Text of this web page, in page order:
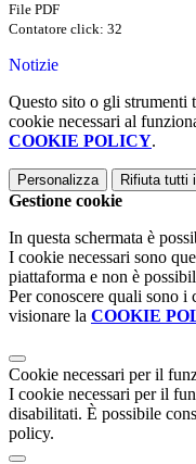
File PDF
Contatore click: 32
Notizie
Questo sito o gli strumenti
cookie necessari al
COOKIE POLICY.
Personalizza Rifiuta tutti
Gestione cookie
In questa schermata è
I cookie necessari sono
piattaforma e non è
Per conoscere quali sono i
visionare la COOKIE
Cookie necessari per il
I cookie necessari per il
disabilitati. È possibile
policy.